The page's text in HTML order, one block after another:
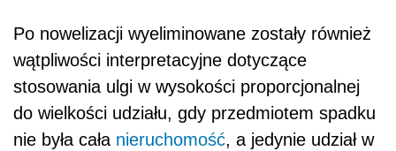
Po nowelizacji wyeliminowane zostały również
wątpliwości interpretacyjne dotyczące
stosowania ulgi w wysokości proporcjonalnej
do wielkości udziału, gdy przedmiotem spadku
nie była cała nieruchomość, a jedynie udział w